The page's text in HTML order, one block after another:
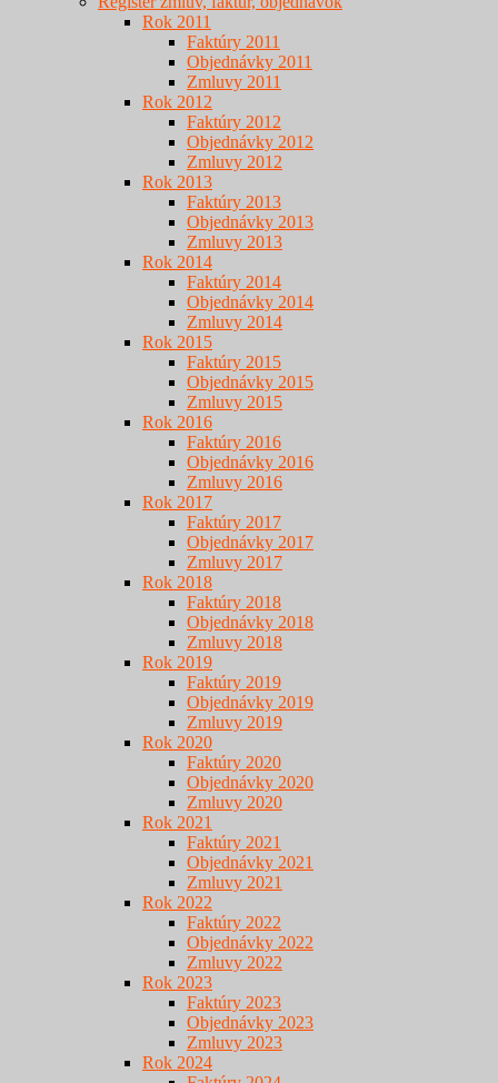
Rok 2011
Faktúry 2011
Objednávky 2011
Zmluvy 2011
Rok 2012
Faktúry 2012
Objednávky 2012
Zmluvy 2012
Rok 2013
Faktúry 2013
Objednávky 2013
Zmluvy 2013
Rok 2014
Faktúry 2014
Objednávky 2014
Zmluvy 2014
Rok 2015
Faktúry 2015
Objednávky 2015
Zmluvy 2015
Rok 2016
Faktúry 2016
Objednávky 2016
Zmluvy 2016
Rok 2017
Faktúry 2017
Objednávky 2017
Zmluvy 2017
Rok 2018
Faktúry 2018
Objednávky 2018
Zmluvy 2018
Rok 2019
Faktúry 2019
Objednávky 2019
Zmluvy 2019
Rok 2020
Faktúry 2020
Objednávky 2020
Zmluvy 2020
Rok 2021
Faktúry 2021
Objednávky 2021
Zmluvy 2021
Rok 2022
Faktúry 2022
Objednávky 2022
Zmluvy 2022
Rok 2023
Faktúry 2023
Objednávky 2023
Zmluvy 2023
Rok 2024